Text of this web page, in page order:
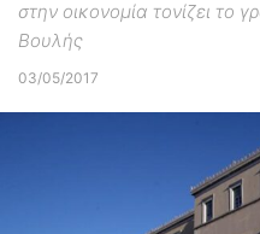
στην οικονομία τονίζει το
Βουλής
03/05/2017